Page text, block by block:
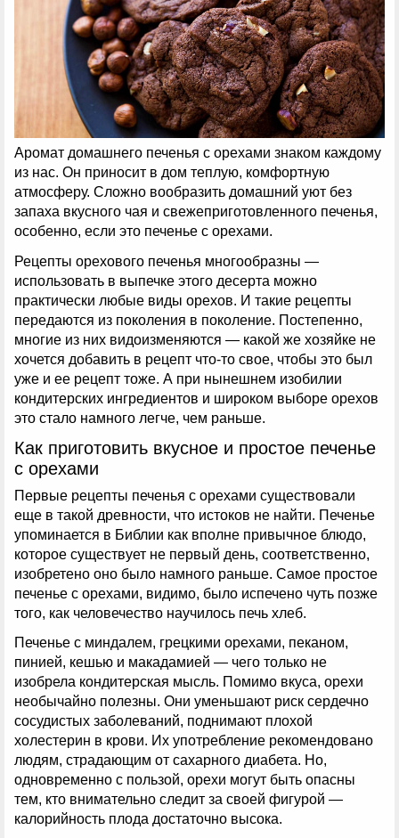
Аромат домашнего печенья с орехами знаком каждому
из нас. Он приносит в дом теплую, комфортную
атмосферу. Сложно вообразить домашний уют без
запаха вкусного чая и свежеприготовленного печенья,
особенно, если это печенье с орехами.
Рецепты орехового печенья многообразны —
использовать в выпечке этого десерта можно
практически любые виды орехов. И такие рецепты
передаются из поколения в поколение. Постепенно,
многие из них видоизменяются — какой же хозяйке не
хочется добавить в рецепт что-то свое, чтобы это был
уже и ее рецепт тоже. А при нынешнем изобилии
кондитерских ингредиентов и широком выборе орехов
это стало намного легче, чем раньше.
Как приготовить вкусное и простое печенье
с орехами
Первые рецепты печенья с орехами существовали
еще в такой древности, что истоков не найти. Печенье
упоминается в Библии как вполне привычное блюдо,
которое существует не первый день, соответственно,
изобретено оно было намного раньше. Самое простое
печенье с орехами, видимо, было испечено чуть позже
того, как человечество научилось печь хлеб.
Печенье с миндалем, грецкими орехами, пеканом,
пинией, кешью и макадамией — чего только не
изобрела кондитерская мысль. Помимо вкуса, орехи
необычайно полезны. Они уменьшают риск сердечно
сосудистых заболеваний, поднимают плохой
холестерин в крови. Их употребление рекомендовано
людям, страдающим от сахарного диабета. Но,
одновременно с пользой, орехи могут быть опасны
тем, кто внимательно следит за своей фигурой —
калорийность плода достаточно высока.